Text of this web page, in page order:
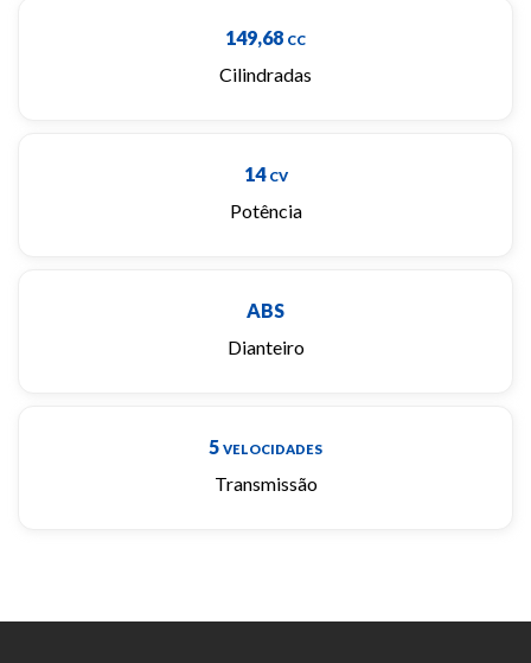
149,68 CC
Cilindradas
14 CV
Potência
ABS
Dianteiro
5 VELOCIDADES
Transmissão